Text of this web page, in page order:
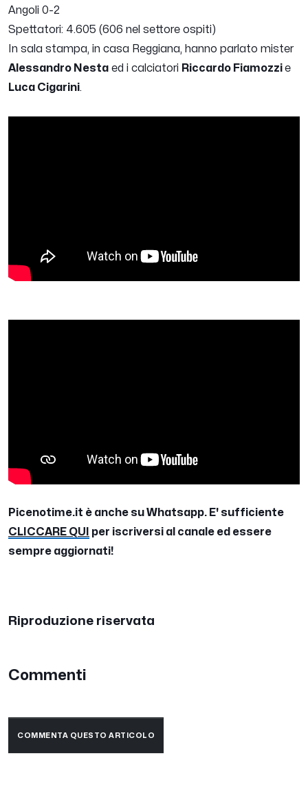
Angoli 0-2
Spettatori: 4.605 (606 nel settore ospiti)
In sala stampa, in casa Reggiana, hanno parlato mister
Alessandro Nesta ed i calciatori Riccardo Fiamozzie
Luca Cigarini.
Picenotime.it è anche su Whatsapp. E' sufficiente
CLICCARE QUI
per iscriversi al canale ed essere
sempre aggiornati!
Riproduzione riservata
Commenti
COMMENTA QUESTO ARTICOLO